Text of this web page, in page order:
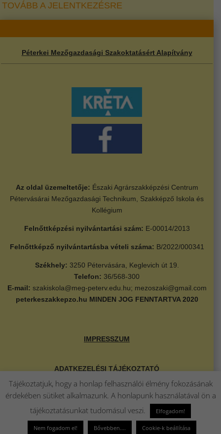
TOVÁBB A JELENTKEZÉSRE
Péterkei Mezőgazdasági Szakoktatásért Alapítvány
Az oldal üzemeltetője: Északi Agrárszakképzési Centrum
Pétervásárai Mezőgazdasági Technikum, Szakképző Iskola és
Kollégium
Felnőttképzési nyilvántartási szám: E-00014/2013
Felnőttképző nyilvántartásba vételi száma: B/2022/000341
Székhely: 3250 Pétervására, Keglevich út 19.
Telefon: 36/568-300
E-mail: szakiskola@meg-peterv.edu.hu; mezoszaki@gmail.com
peterkeszakkepzo.hu MINDEN JOG FENNTARTVA 2020
IMPRESSZUM
ADATKEZELÉSI TÁJÉKOZTATÓ
TÁRHELY SZOLGÁLTATÓ
Design: Weboldal készítés Eger
Tájékoztatjuk, hogy a honlap felhasználói élmény fokozásának
érdekében sütiket alkalmazunk. A honlapunk használatával ön a
tájékoztatásunkat tudomásul veszi.
Elfogadom!
Nem fogadom el! Bővebben.... Cookie-k beállítása